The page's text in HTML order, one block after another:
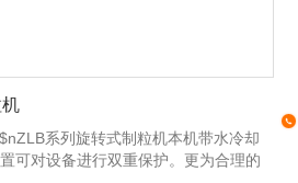
系列旋转式制粒机本机带水冷却
可对设备进行双重保护。更为合理的